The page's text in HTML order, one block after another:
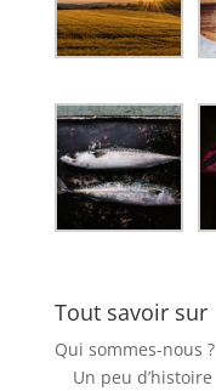
Tout savoir sur
Qui sommes-nous ?
Un peu d’histoire